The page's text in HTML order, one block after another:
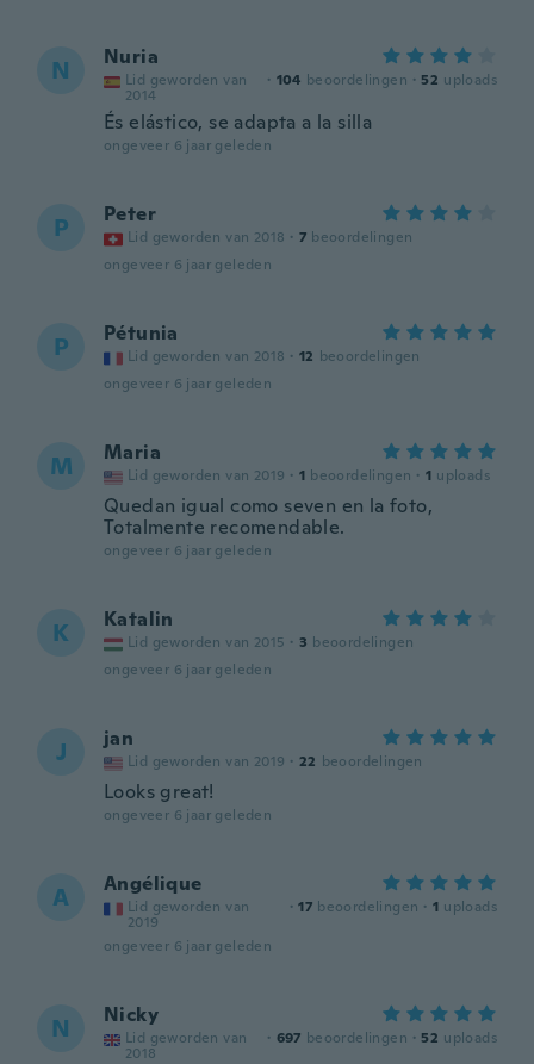
N Nuria
Lid geworden van
2014
· 104 beoordelingen · 52 uploads
És elástico, se adapta a la silla
ongeveer 6 jaar geleden
P Peter
Lid geworden van 2018 · 7 beoordelingen
ongeveer 6 jaar geleden
P Pétunia
Lid geworden van 2018 · 12 beoordelingen
ongeveer 6 jaar geleden
M Maria
Lid geworden van 2019 · 1 beoordelingen · 1 uploads
Quedan igual como seven en la foto,
Totalmente recomendable.
ongeveer 6 jaar geleden
K Katalin
Lid geworden van 2015 · 3 beoordelingen
ongeveer 6 jaar geleden
J jan
Lid geworden van 2019 · 22 beoordelingen
Looks great!
ongeveer 6 jaar geleden
A Angélique
Lid geworden van
2019
· 17 beoordelingen · 1 uploads
ongeveer 6 jaar geleden
N Nicky
Lid geworden van
2018
· 697 beoordelingen · 52 uploads